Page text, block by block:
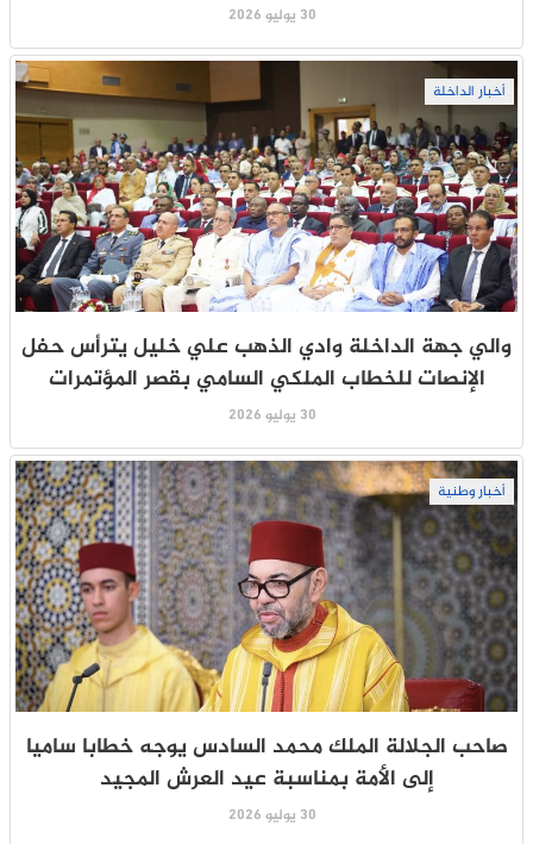
30 يوليو 2026
أخبار الداخلة
والي جهة الداخلة وادي الذهب علي خليل يترأس حفل
الإنصات للخطاب الملكي السامي بقصر المؤتمرات
30 يوليو 2026
أخبار وطنية
صاحب الجلالة الملك محمد السادس يوجه خطابا ساميا
إلى الأمة بمناسبة عيد العرش المجيد
30 يوليو 2026